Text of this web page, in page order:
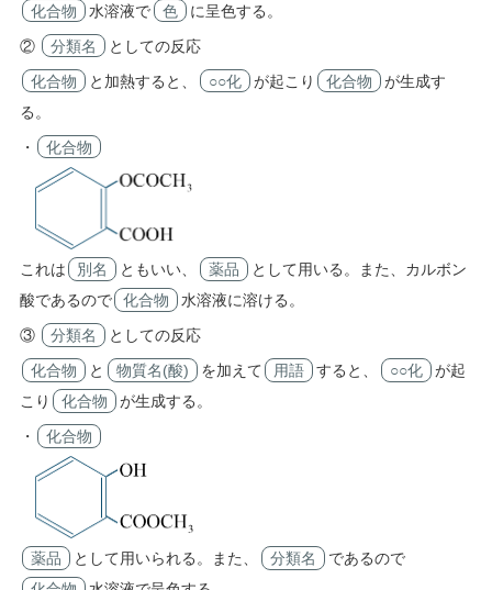
化合物
水溶液で 色
に呈色する。
②
分類名
としての反応
化合物
と加熱すると、 ○○化 が起こり 化合物
が生成す
る。
・
化合物
これは 別名 ともいい、 薬品
として用いる。また、カルボン
酸であるので
化合物
水溶液に溶ける。
③
分類名
としての反応
化合物
と 物質名(酸) を加えて 用語 すると、 ○○化
が起
こり
化合物
が生成する。
・
化合物
薬品 として用いられる。また、 分類名
であるので